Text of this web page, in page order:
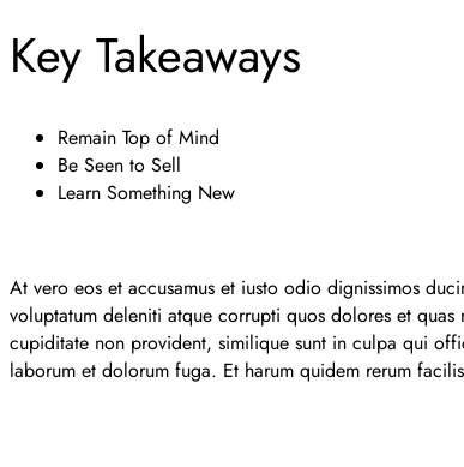
Key Takeaways
Remain Top of Mind
Be Seen to Sell
Learn Something New
At vero eos et accusamus et iusto odio dignissimos
voluptatum deleniti atque corrupti quos dolores et quas
cupiditate non provident, similique sunt in culpa qui
laborum et dolorum fuga. Et harum quidem rerum